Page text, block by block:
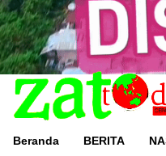
Beranda BERITA